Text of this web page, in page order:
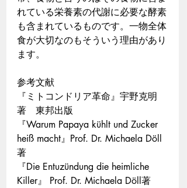
れている栄養素の代謝に必要な酵素
も含まれているものです。一物全体
食が大切なのもそういう理由があり
ます。
参考文献
『ミトコンドリア革命』宇野克明
著　東邦出版
『Warum Papaya kühlt und Zucker
heiß macht』Prof. Dr. Michaela Döll
著
『Die Entuzündung die heimliche
Killer』 Prof. Dr. Michaela Döll著